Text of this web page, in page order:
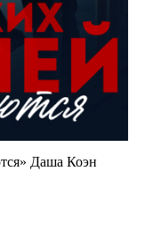
Даша Коэн